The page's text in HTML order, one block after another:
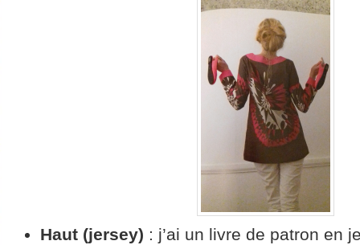
Haut (jersey) : j’ai un livre de patron en